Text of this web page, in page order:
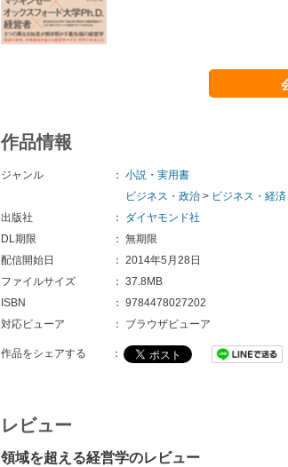
作品情報
ジャンル ： 小説・実用書
ビジネス・政治 > ビジネス・経済
出版社
：
ダイヤモンド社
DL期限
： 無期限
配信開始日
： 2014年5月28日
ファイルサイズ
： 37.8MB
ISBN
： 9784478027202
対応ビューア
： ブラウザビューア
作品をシェアする ：
レビュー
領域を超える経営学のレビュー